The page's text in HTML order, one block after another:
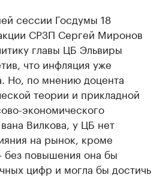
сессии Госдумы 18
СРЗП Сергей Миронов
главы ЦБ Эльвиры
что инфляция уже
Но, по мнению доцента
теории и прикладной
экономического
Вилкова, у ЦБ нет
на рынок, кроме
без повышения она бы
цифр и могла бы достичь